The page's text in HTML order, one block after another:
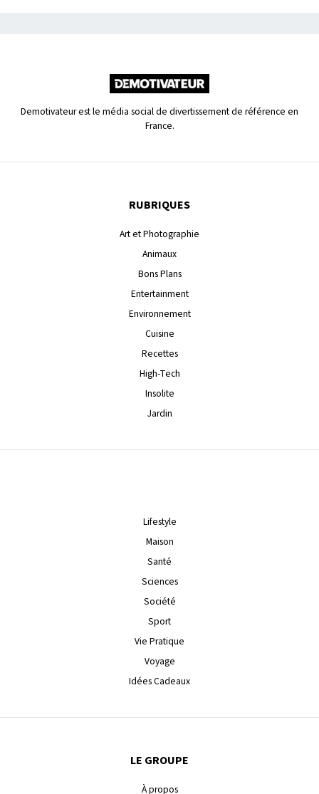
Demotivateur est le média social de divertissement de référence en
France.
RUBRIQUES
Art et Photographie
Animaux
Bons Plans
Entertainment
Environnement
Cuisine
Recettes
High-Tech
Insolite
Jardin
Lifestyle
Maison
Santé
Sciences
Société
Sport
Vie Pratique
Voyage
Idées Cadeaux
LE GROUPE
À propos